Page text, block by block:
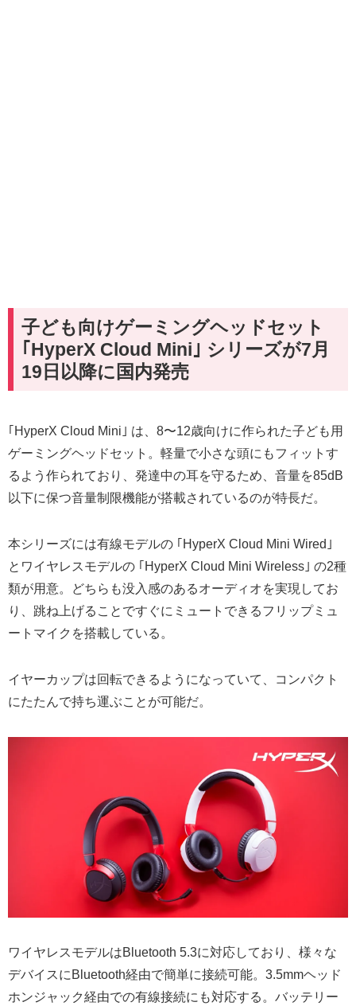
子ども向けゲーミングヘッドセット
｢HyperX Cloud Mini｣ シリーズが7月
19日以降に国内発売
｢HyperX Cloud Mini｣ は、8〜12歳向けに作られた子ども用
ゲーミングヘッドセット。軽量で小さな頭にもフィットす
るよう作られており、発達中の耳を守るため、音量を85dB
以下に保つ音量制限機能が搭載されているのが特長だ。
本シリーズには有線モデルの ｢HyperX Cloud Mini Wired｣
とワイヤレスモデルの ｢HyperX Cloud Mini Wireless｣ の2種
類が用意。どちらも没入感のあるオーディオを実現してお
り、跳ね上げることですぐにミュートできるフリップミュ
ートマイクを搭載している。
イヤーカップは回転できるようになっていて、コンパクト
にたたんで持ち運ぶことが可能だ。
ワイヤレスモデルはBluetooth 5.3に対応しており、様々な
デバイスにBluetooth経由で簡単に接続可能。3.5mmヘッド
ホンジャック経由での有線接続にも対応する。バッテリー